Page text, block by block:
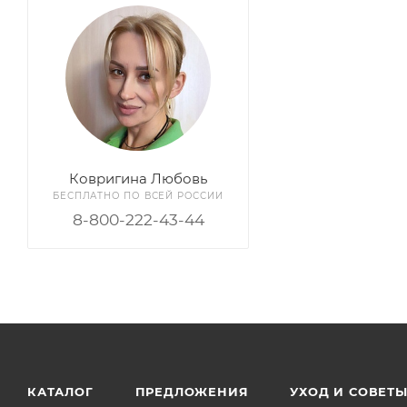
Ковригина Любовь
БЕСПЛАТНО ПО ВСЕЙ РОССИИ
8-800-222-43-44
КАТАЛОГ ПРЕДЛОЖЕНИЯ УХОД И СОВЕТЫ